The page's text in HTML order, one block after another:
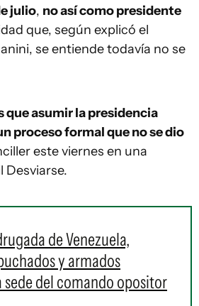
julio, no así como presidente
que, según explicó el
se entiende todavía no se
que asumir la presidencia
proceso formal que no se dio
este viernes en una
Desviarse.
de Venezuela,
y armados
del comando opositor